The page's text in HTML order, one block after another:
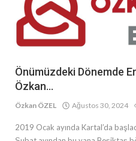
Önümüzdeki Dönemde
Özkan...
Özkan ÖZEL Ağustos 30, 2024
2019 Ocak ayında Kartal’da